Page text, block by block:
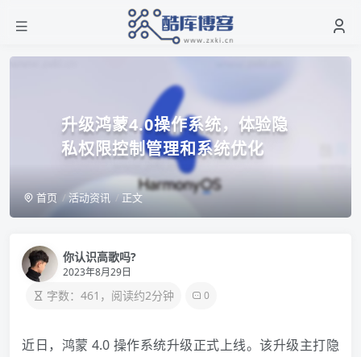
升级鸿蒙4.0操作系统，体验隐
私权限控制管理和系统优化
首页 活动资讯 正文
你认识高歌吗?
2023年8月29日
字数：461，阅读约2分钟 0
近日，鸿蒙 4.0 操作系统升级正式上线。该升级主打隐